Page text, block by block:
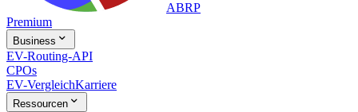
ABRP
Premium
Business 
EV-Routing-API
CPOs
EV-VergleichKarriere
Ressourcen 